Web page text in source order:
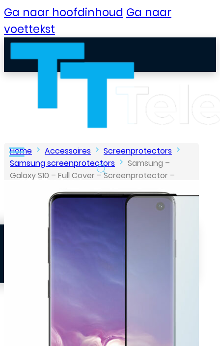
Ga naar hoofdinhoud Ga naar
voettekst
B2B Portaal
Klantenservice
Neem contact op
Veelgestelde vragen
Home Accessoires
Screenprotectors
Samsung screenprotectors
Samsung –
Galaxy S10 – Full Cover – Screenprotector –